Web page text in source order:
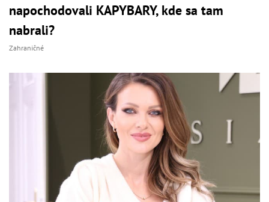
napochodovali KAPYBARY, kde sa tam
nabrali?
Zahraničné